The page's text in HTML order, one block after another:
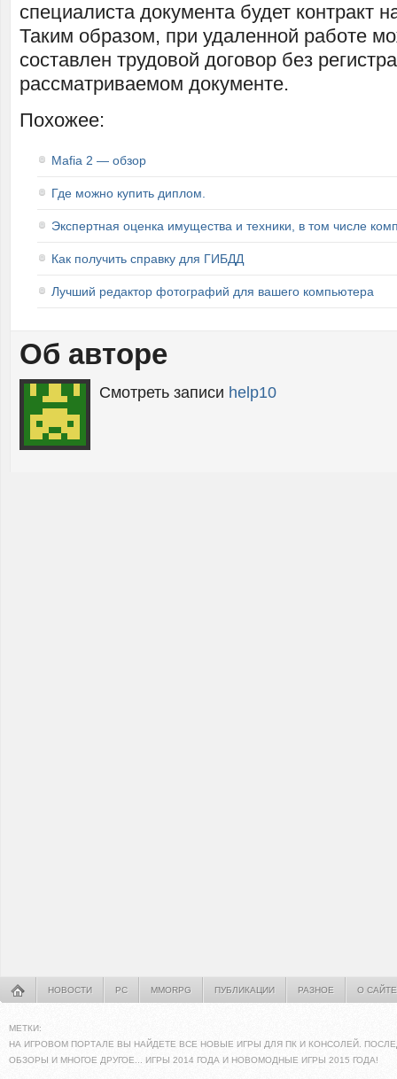
специалиста документа будет контракт
Таким образом, при удаленной работе
составлен трудовой договор без
рассматриваемом документе.
Похожее:
Mafia 2 — обзор
Где можно купить диплом.
Экспертная оценка имущества и техники, в том числе
Как получить справку для ГИБДД
Лучший редактор фотографий для вашего компьютера
Об авторе
Смотреть записи help10
НОВОСТИ PC MMORPG ПУБЛИКАЦИИ РАЗНОЕ О САЙТЕ
МЕТКИ:
НА ИГРОВОМ ПОРТАЛЕ ВЫ НАЙДЕТЕ ВСЕ НОВЫЕ ИГРЫ ДЛЯ ПК И КОНСОЛЕЙ.
ОБЗОРЫ И МНОГОЕ ДРУГОЕ... ИГРЫ 2014 ГОДА И НОВОМОДНЫЕ ИГРЫ 2015 ГОДА!